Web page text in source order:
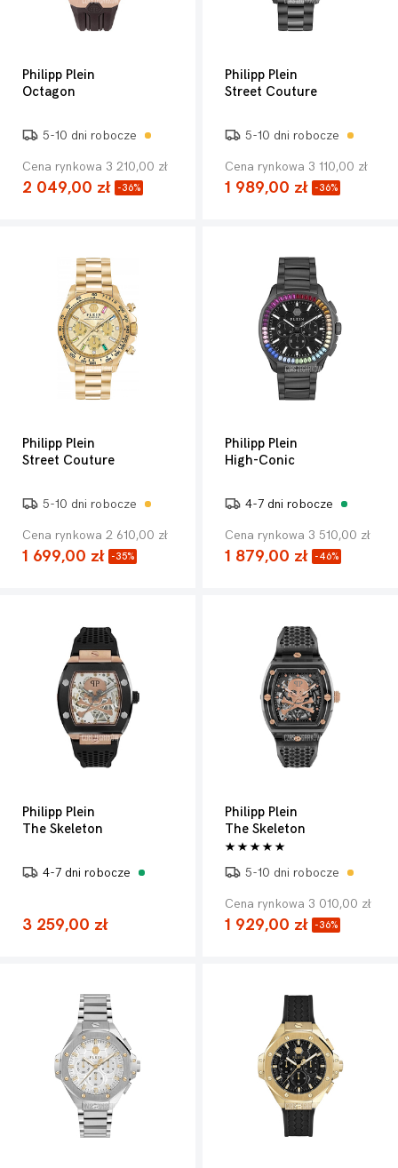
Philipp Plein
Octagon
5-10 dni robocze
Cena rynkowa 3 210,00 zł
2 049,00 zł -36%
Philipp Plein
Street Couture
5-10 dni robocze
Cena rynkowa 3 110,00 zł
1 989,00 zł -36%
Philipp Plein
Street Couture
5-10 dni robocze
Cena rynkowa 2 610,00 zł
1 699,00 zł -35%
Philipp Plein
High-Conic
4-7 dni robocze
Cena rynkowa 3 510,00 zł
1 879,00 zł -46%
Philipp Plein
The Skeleton
4-7 dni robocze
3 259,00 zł
Philipp Plein
The Skeleton
5-10 dni robocze
Cena rynkowa 3 010,00 zł
1 929,00 zł -36%